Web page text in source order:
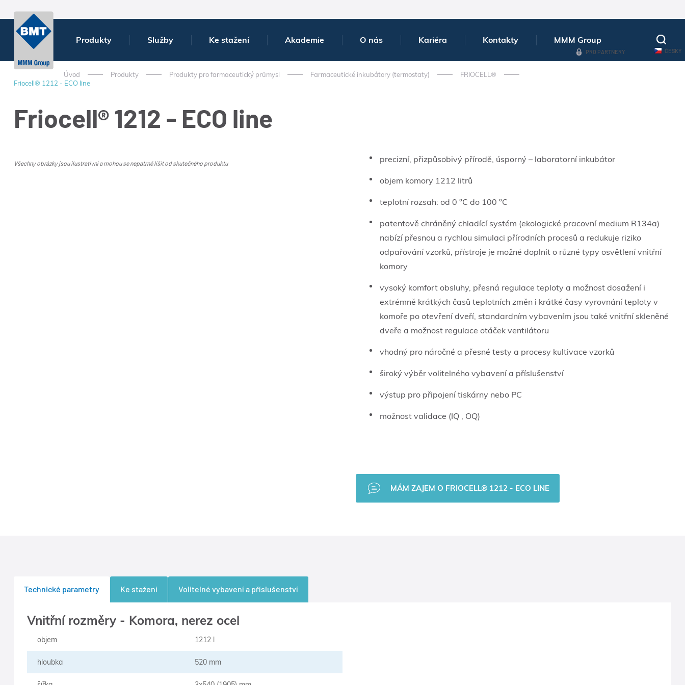
Produkty Služby Ke stažení Akademie O nás Kariéra Kontakty MMM Group
ČESKY
PRO PARTNERY
Úvod Produkty Produkty pro farmaceutický průmysl Farmaceutické inkubátory (termostaty)
FRIOCELL®
Friocell® 1212 - ECO line
Friocell® 1212 - ECO line
Všechny obrázky jsou ilustrativní a mohou se nepatrně lišit od skutečného produktu precizní, přizpůsobivý přírodě, úsporný – laboratorní inkubátor
objem komory 1212 litrů
teplotní rozsah: od 0 °C do 100 °C
patentově chráněný chladící systém (ekologické pracovní medium R134a)
nabízí přesnou a rychlou simulaci přírodních procesů a redukuje riziko
odpařování vzorků, přístroje je možné doplnit o různé typy osvětlení vnitřní
komory
vysoký komfort obsluhy, přesná regulace teploty a možnost dosažení i
extrémně krátkých časů teplotních změn i krátké časy vyrovnání teploty v
komoře po otevření dveří, standardním vybavením jsou také vnitřní skleněné
dveře a možnost regulace otáček ventilátoru
vhodný pro náročné a přesné testy a procesy kultivace vzorků
široký výběr volitelného vybavení a příslušenství
výstup pro připojení tiskárny nebo PC
možnost validace (IQ , OQ)
MÁM ZAJEM O FRIOCELL® 1212 - ECO LINE
Technické parametry
Vnitřní rozměry - Komora, nerez ocel
objem 1212 l
hloubka 520 mm
Ke stažení Volitelné vybavení a příslušenství